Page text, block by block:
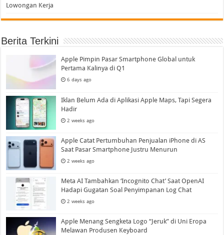
Lowongan Kerja
Berita Terkini
Apple Pimpin Pasar Smartphone Global untuk
Pertama Kalinya di Q1
6 days ago
Iklan Belum Ada di Aplikasi Apple Maps, Tapi Segera
Hadir
2 weeks ago
Apple Catat Pertumbuhan Penjualan iPhone di AS
Saat Pasar Smartphone Justru Menurun
2 weeks ago
Meta AI Tambahkan ‘Incognito Chat’ Saat OpenAI
Hadapi Gugatan Soal Penyimpanan Log Chat
2 weeks ago
Apple Menang Sengketa Logo “Jeruk” di Uni Eropa
Melawan Produsen Keyboard